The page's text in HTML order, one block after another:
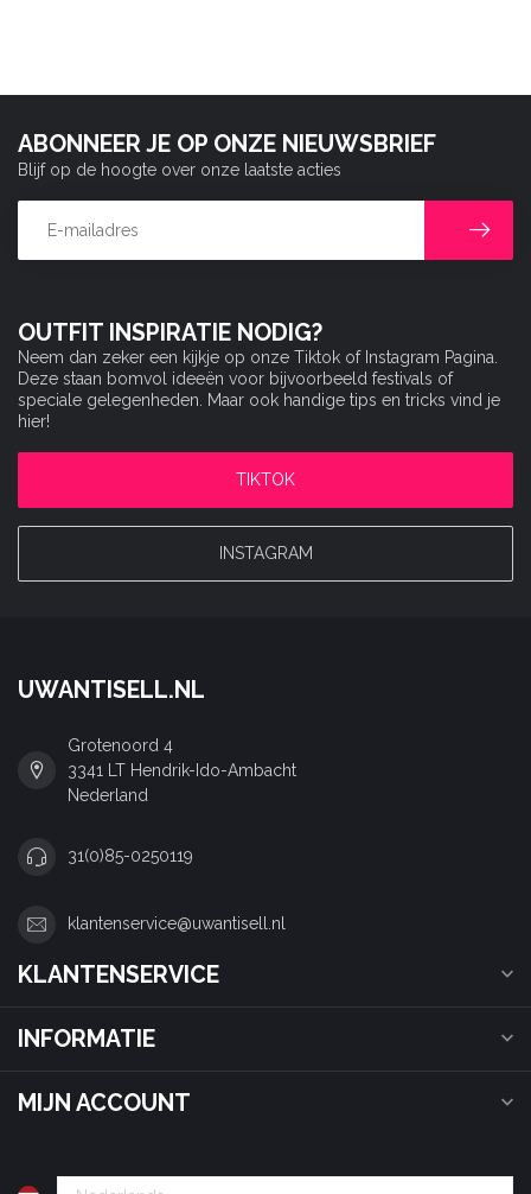
OUTFIT INSPIRATIE NODIG?
Neem dan zeker een kijkje op onze Tiktok of Instagram Pagina.
Deze staan bomvol ideeën voor bijvoorbeeld festivals of
speciale gelegenheden. Maar ook handige tips en tricks vind je
hier!
TIKTOK
INSTAGRAM
ABONNEER JE OP ONZE NIEUWSBRIEF
Blijf op de hoogte over onze laatste acties
UWANTISELL.NL
Grotenoord 4
3341 LT Hendrik-Ido-Ambacht
Nederland
31(0)85-0250119
klantenservice@uwantisell.nl
KLANTENSERVICE
INFORMATIE
MIJN ACCOUNT